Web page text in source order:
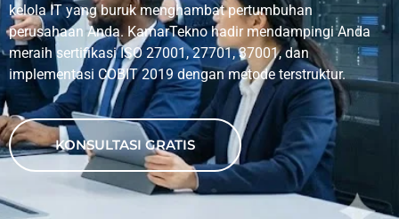
kelola IT yang buruk menghambat pertumbuhan
perusahaan Anda. KamarTekno hadir mendampingi Anda
meraih sertifikasi ISO 27001, 27701, 37001, dan
implementasi COBIT 2019 dengan metode terstruktur.
KONSULTASI GRATIS